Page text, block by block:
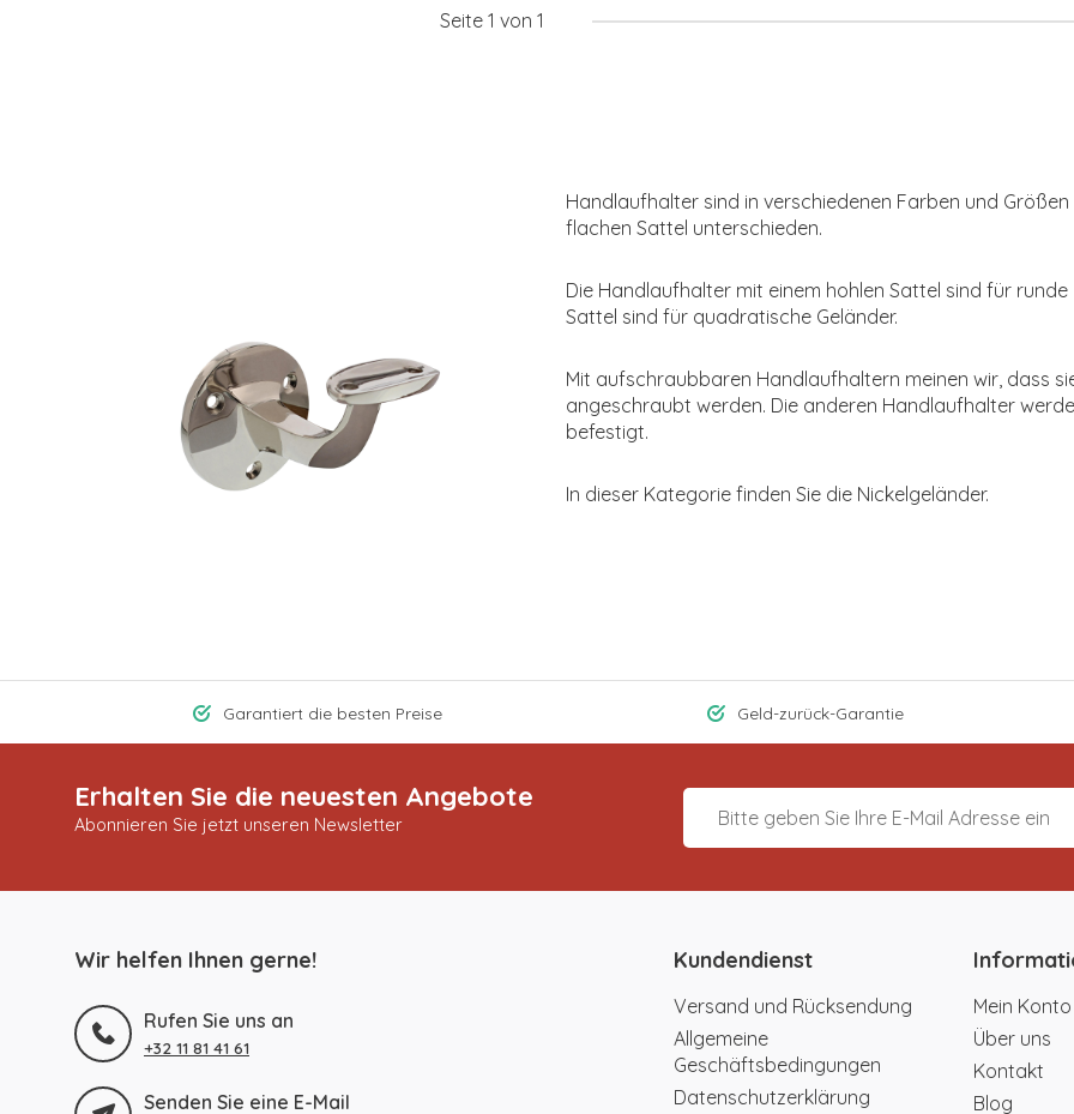
Seite 1 von 1
Handlaufhalter sind in verschiedenen Farben und
flachen Sattel unterschieden.
Die Handlaufhalter mit einem hohlen Sattel sind für
Sattel sind für quadratische Geländer.
Mit aufschraubbaren Handlaufhaltern meinen wir, dass
angeschraubt werden. Die anderen Handlaufhalter
befestigt.
In dieser Kategorie finden Sie die Nickelgeländer.
Garantiert die besten Preise Geld-zurück-Garantie
Erhalten Sie die neuesten Angebote
Abonnieren Sie jetzt unseren Newsletter
Wir helfen Ihnen gerne!
Rufen Sie uns an
+32 11 81 41 61
Senden Sie eine E-Mail
Kundendienst
Versand und Rücksendung
Allgemeine
Geschäftsbedingungen
Datenschutzerklärung
Mein Konto
Über uns
Kontakt
Blog